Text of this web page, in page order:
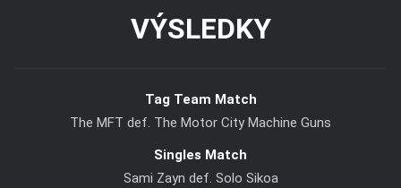
VÝSLEDKY
Tag Team Match
The MFT def. The Motor City Machine Guns
Singles Match
Sami Zayn def. Solo Sikoa